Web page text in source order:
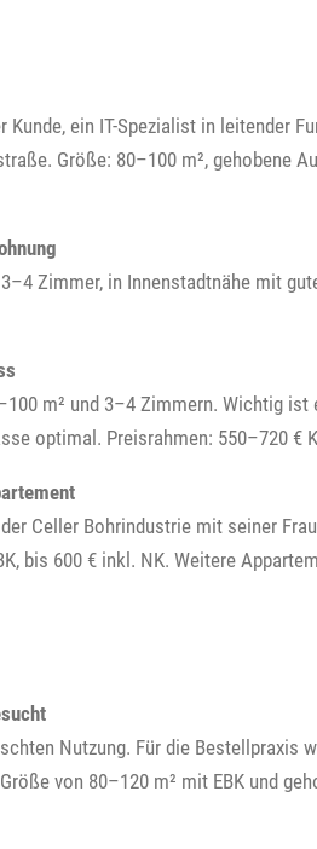
ein IT-Spezialist in leitender
Größe: 80–100 m², gehobene
Zimmer, in Innenstadtnähe mit
m² und 3–4 Zimmern. Wichtig ist
optimal. Preisrahmen: 550–720 €
Celler Bohrindustrie mit seiner
bis 600 € inkl. NK. Weitere
Nutzung. Für die Bestellpraxis
von 80–120 m² mit EBK und